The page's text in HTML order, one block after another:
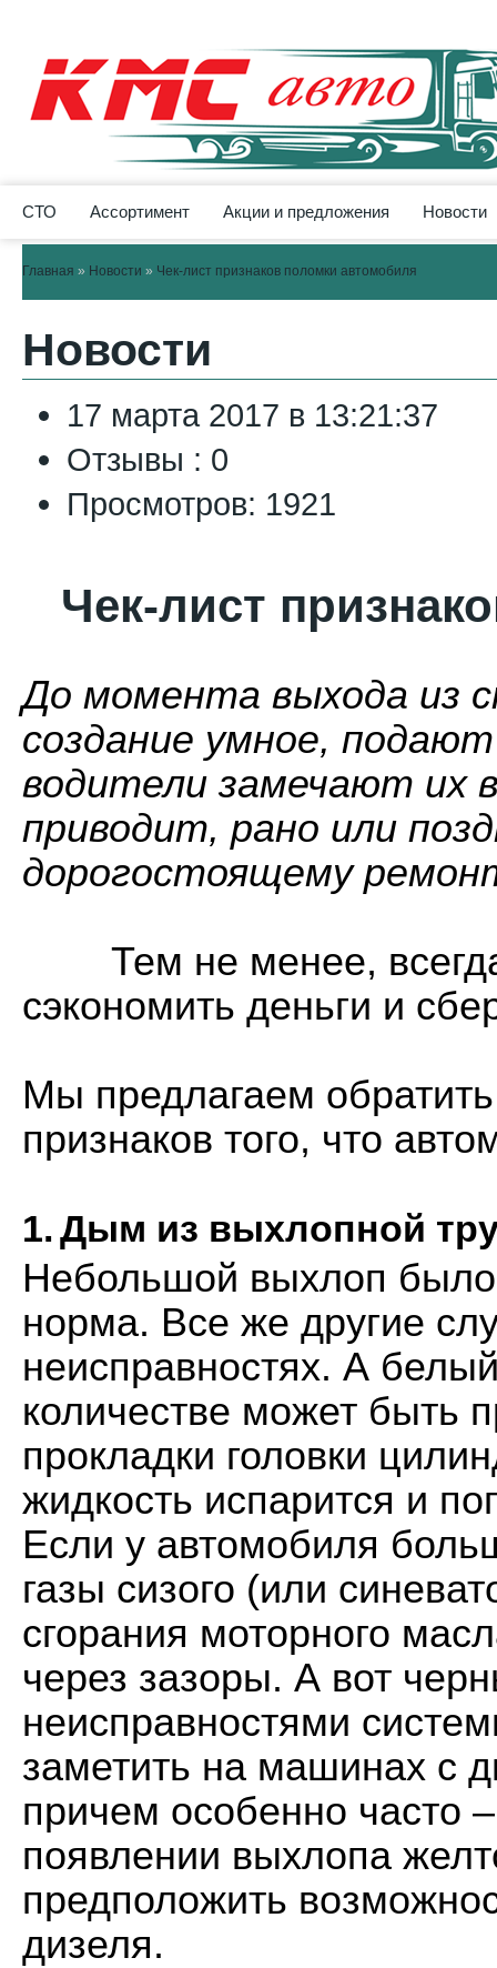
СТО Ассортимент Акции и предложения Новости
Главная » Новости » Чек-лист признаков поломки автомобиля
Новости
17 марта 2017 в 13:21:37
Отзывы : 0
Просмотров: 1921
Чек-лист
До момента выхода из
создание умное,
водители замечают их
приводит, рано или
дорогостоящему
сэкономить деньги и
Мы предлагаем
признаков того, что
1.Дым из выхлопной
Небольшой выхлоп
норма. Все же другие
неисправностях. А
количестве может быть
прокладки головки
жидкость испарится и
Если у автомобиля
газы сизого (или
сгорания моторного
через зазоры. А вот
неисправностями
заметить на машинах с
причем особенно часто
появлении выхлопа
предположить
дизеля.